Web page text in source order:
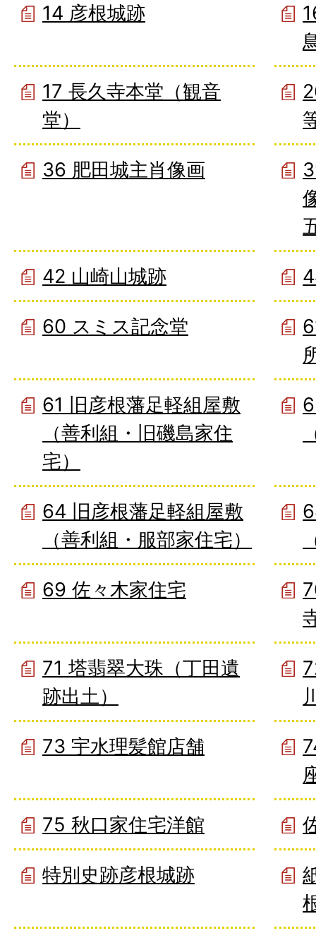
14 彦根城跡
17 長久寺本堂（観音
堂）
36 肥田城主肖像画
42 山崎山城跡
60 スミス記念堂
61 旧彦根藩足軽組屋敷
（善利組・旧磯島家住
宅）
64 旧彦根藩足軽組屋敷
（善利組・服部家住宅）
69 佐々木家住宅
71 塔翡翠大珠（丁田遺
跡出土）
73 宇水理髪館店舗
75 秋口家住宅洋館
特別史跡彦根城跡